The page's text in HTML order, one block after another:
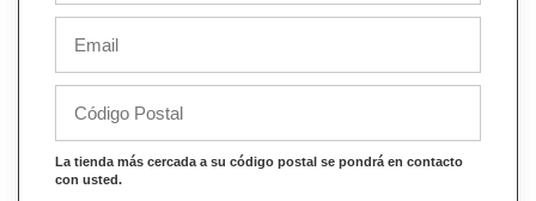
La tienda más cercada a su código postal se pondrá en contacto
con usted.